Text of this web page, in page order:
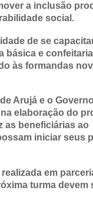
a inclusão
social.
de se
básica e
às formandas
Arujá e o
elaboração do
as beneficiárias ao
iniciar seus
em
turma devem